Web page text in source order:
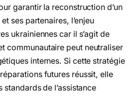
garantir la reconstruction d’un
ses partenaires, l’enjeu
ukrainiennes car il s’agit de
communautaire peut neutraliser
internes. Si cette stratégie
futures réussit, elle
de l’assistance